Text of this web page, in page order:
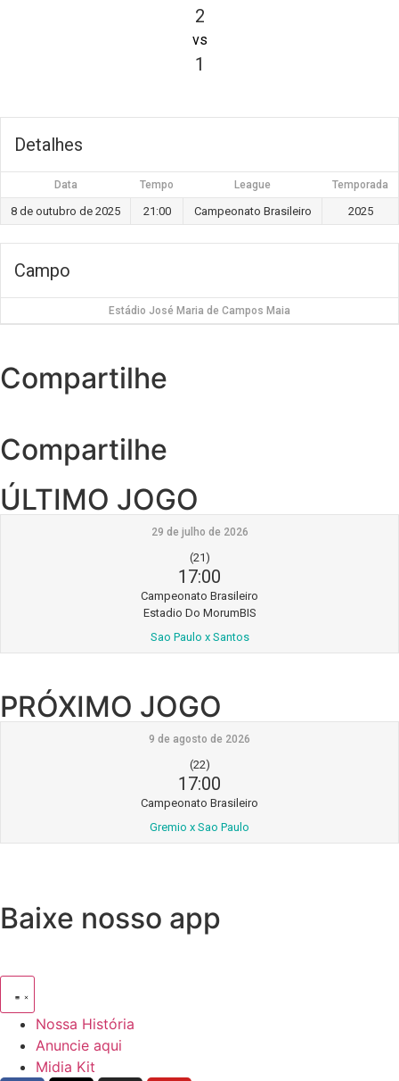
2
vs
1
Detalhes
Data Tempo League Temporada
8 de outubro de 2025 21:00 Campeonato Brasileiro 2025
Campo
Estádio José Maria de Campos Maia
Compartilhe
Compartilhe
ÚLTIMO JOGO
29 de julho de 2026
(21)
17:00
Campeonato Brasileiro
Estadio Do MorumBIS
Sao Paulo x Santos
PRÓXIMO JOGO
9 de agosto de 2026
(22)
17:00
Campeonato Brasileiro
Gremio x Sao Paulo
Baixe nosso app
Nossa História
Anuncie aqui
Midia Kit